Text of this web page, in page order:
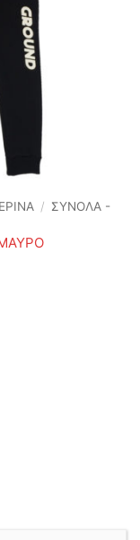
/ ΣΥΝΟΛΑ -